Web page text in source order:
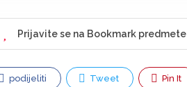
Prijavite se na Bookmark predmete
podijeliti Tweet Pin It